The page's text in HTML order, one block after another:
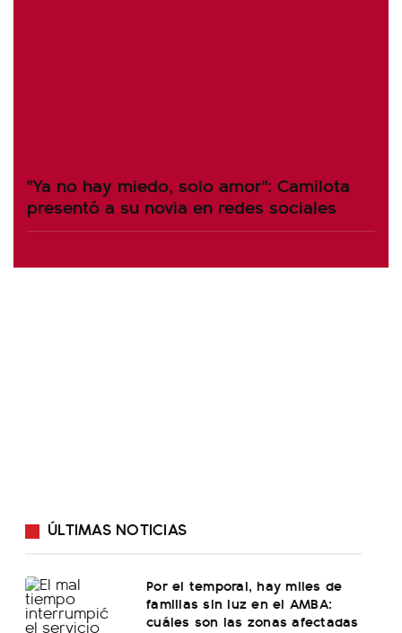
"Ya no hay miedo, solo amor": Camilota
presentó a su novia en redes sociales
ÚLTIMAS NOTICIAS
Por el temporal, hay miles de
familias sin luz en el AMBA:
cuáles son las zonas afectadas